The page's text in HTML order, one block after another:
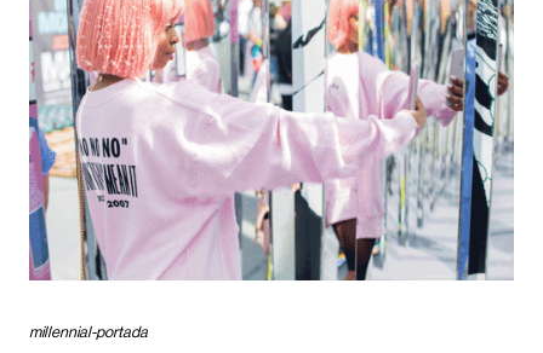
millennial-portada